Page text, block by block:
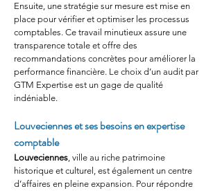
Ensuite, une stratégie sur mesure est mise en
place pour vérifier et optimiser les processus
comptables. Ce travail minutieux assure une
transparence totale et offre des
recommandations concrètes pour améliorer la
performance financière. Le choix d’un audit par
GTM Expertise est un gage de qualité
indéniable.
Louveciennes et ses besoins en expertise
comptable
Louveciennes, ville au riche patrimoine
historique et culturel, est également un centre
d’affaires en pleine expansion. Pour répondre